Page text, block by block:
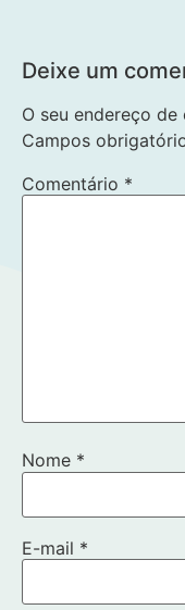
Deixe um
O seu endereço
Campos
Comentário *
Nome *
E-mail *